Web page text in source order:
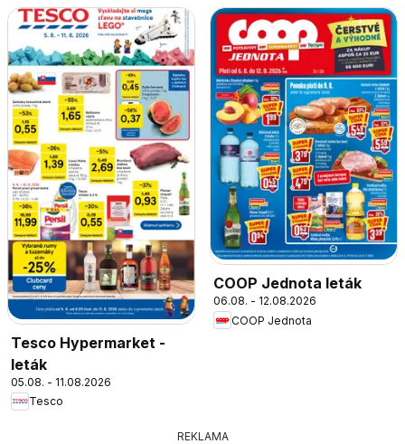
Tesco Hypermarket -
leták
05.08. - 11.08.2026
Tesco
COOP Jednota leták
06.08. - 12.08.2026
COOP Jednota
REKLAMA